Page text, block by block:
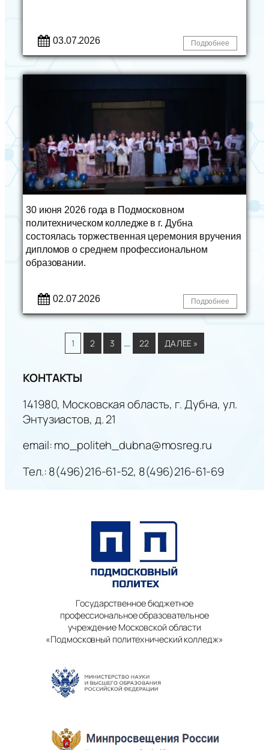
03.07.2026 Подробнее
30 июня 2026 года в Подмосковном
политехническом колледже в г. Дубна
состоялась торжественная церемония вручения
дипломов о среднем профессиональном
образовании.
02.07.2026 Подробнее
1 2 3 … 22 ДАЛЕЕ »
КОНТАКТЫ
141980, Московская область, г. Дубна, ул.
Энтузиастов, д. 21
email: mo_politeh_dubna@mosreg.ru
Тел.: 8(496)216-61-52, 8(496)216-61-69
Государственное бюджетное
профессиональное образовательное
учреждение Московской области
«Подмосковный политехнический колледж»